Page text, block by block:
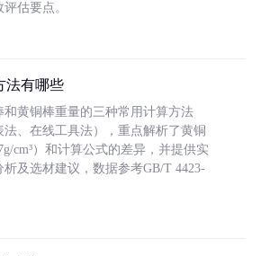
估要点。
法有哪些
黄铜棒重量的三种常用计算方法
法、在线工具法），重点解析了黄铜
cm³）和计算公式的差异，并提供实
及选材建议，数据参考GB/T 4423-